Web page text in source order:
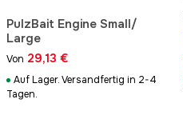
PulzBait Engine Small/
Large
Von 29,13 €
Auf Lager. Versandfertig in 2-4
Tagen.